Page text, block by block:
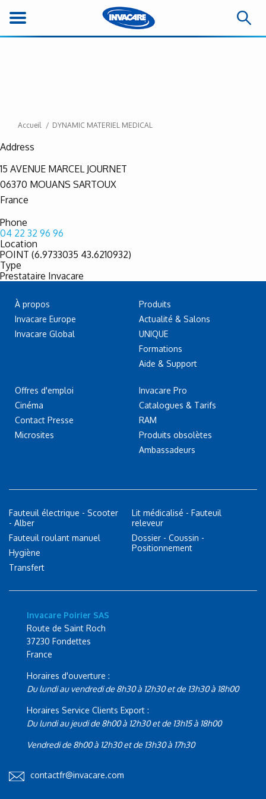
Accueil DYNAMIC MATERIEL MEDICAL
Address
15 AVENUE MARCEL JOURNET
06370 MOUANS SARTOUX
France
Phone
04 22 32 96 96
Location
POINT (6.9733035 43.6210932)
Type
Prestataire Invacare
À propos
Invacare Europe
Invacare Global
Offres d'emploi
Cinéma
Contact Presse
Microsites
Produits
Actualité & Salons
UNIQUE
Formations
Aide & Support
Invacare Pro
Catalogues & Tarifs
RAM
Produits obsolètes
Ambassadeurs
Fauteuil électrique - Scooter
- Alber
Fauteuil roulant manuel
Hygiène
Transfert
Lit médicalisé - Fauteuil
releveur
Dossier - Coussin -
Positionnement
Invacare Poirier SAS
Route de Saint Roch
37230 Fondettes
France
Horaires d'ouverture :
Du lundi au vendredi de 8h30 à 12h30 et de 13h30 à 18h00
Horaires Service Clients Export :
Du lundi au jeudi de 8h00 à 12h30 et de 13h15 à 18h00
Vendredi de 8h00 à 12h30 et de 13h30 à 17h30
contactfr@invacare.com